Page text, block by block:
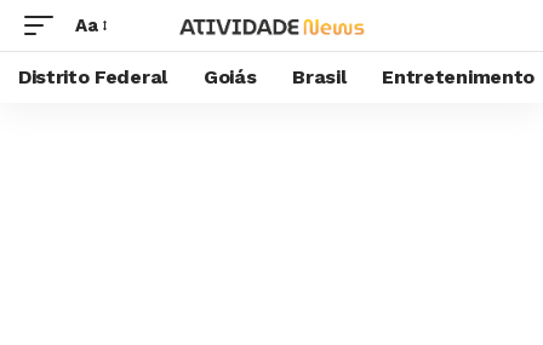
Aa
Distrito Federal Goiás Brasil Entretenimento